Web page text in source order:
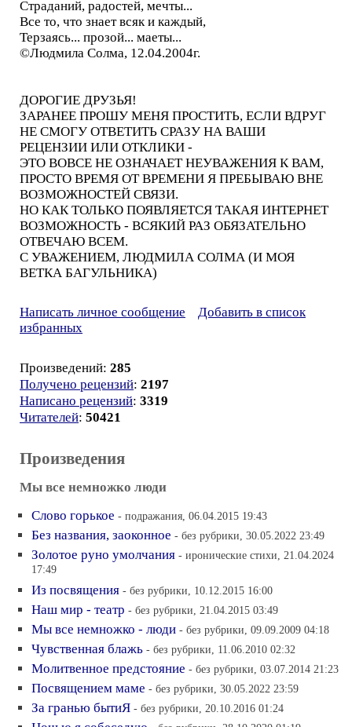
Страданий, радостей, мечты...
Все то, что знает всяк и каждый,
Терзаясь... прозой... маеты...
©Людмила Солма, 12.04.2004г.
ДОРОГИЕ ДРУЗЬЯ!
ЗАРАНЕЕ ПРОШУ МЕНЯ ПРОСТИТЬ, ЕСЛИ ВДРУГ
НЕ СМОГУ ОТВЕТИТЬ СРАЗУ НА ВАШИ
РЕЦЕНЗИИ ИЛИ ОТКЛИКИ -
ЭТО ВОВСЕ НЕ ОЗНАЧАЕТ НЕУВАЖЕНИЯ К ВАМ,
ПРОСТО ВРЕМЯ ОТ ВРЕМЕНИ Я ПРЕБЫВАЮ ВНЕ
ВОЗМОЖНОСТЕЙ СВЯЗИ.
НО КАК ТОЛЬКО ПОЯВЛЯЕТСЯ ТАКАЯ ИНТЕРНЕТ
ВОЗМОЖНОСТЬ - ВСЯКИЙ РАЗ ОБЯЗАТЕЛЬНО
ОТВЕЧАЮ ВСЕМ.
С УВАЖЕНИЕМ, ЛЮДМИЛА СОЛМА (И МОЯ
ВЕТКА БАГУЛЬНИКА)
Написать личное сообщение
Добавить в список
избранных
Произведений: 285
Получено рецензий: 2197
Написано рецензий: 3319
Читателей: 50421
Произведения
Мы все немножко люди
Слово горькое - подражания, 06.04.2015 19:43
Без названия, заоконное - без рубрики, 30.05.2022 23:49
Золотое руно умолчания - иронические стихи, 21.04.2024
17:49
Из посвящения - без рубрики, 10.12.2015 16:00
Наш мир - театр - без рубрики, 21.04.2015 03:49
Мы все немножко - люди - без рубрики, 09.09.2009 04:18
Чувственная блажь - без рубрики, 11.06.2010 02:32
Молитвенное предстояние - без рубрики, 03.07.2014 21:23
Посвящением маме - без рубрики, 30.05.2022 23:59
За гранью бытиЯ - без рубрики, 20.10.2016 01:24